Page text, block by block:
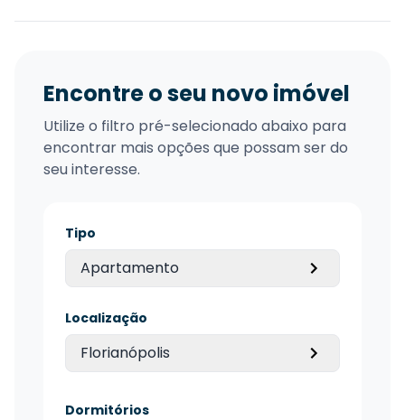
Encontre o seu novo imóvel
Utilize o filtro pré-selecionado abaixo para
encontrar mais opções que possam ser do
seu interesse.
Tipo
Apartamento
Localização
Florianópolis
Dormitórios